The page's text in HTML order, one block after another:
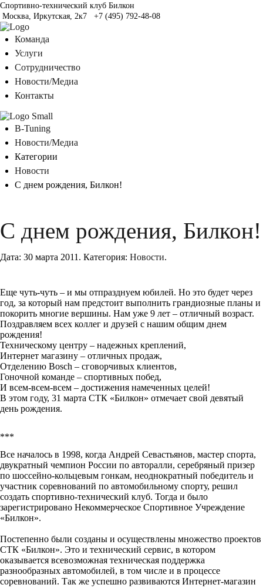
Спортивно-технический клуб Билкон
Москва, Иркутская, 2к7
+7 (495) 792-48-08
Команда
Услуги
Сотрудничество
Новости/Медиа
Контакты
B-Tuning
Новости/Медиа
Категории
Новости
С днем рождения, Билкон!
С днем рождения, Билкон!
Дата: 30 марта 2011 . Категория: Новости.
Еще чуть-чуть – и мы отпразднуем юбилей. Но это будет через
год, за который нам предстоит выполнить грандиозные планы и
покорить многие вершины. Нам уже 9 лет – отличный возраст.
Поздравляем всех коллег и друзей с нашим общим днем
рождения!
Техническому центру – надежных креплений,
Интернет магазину – отличных продаж,
Отделению Bosch – сговорчивых клиентов,
Гоночной команде – спортивных побед,
И всем-всем-всем – достижения намеченных целей!
В этом году, 31 марта СТК «Билкон» отмечает свой девятый
день рождения.
***
Все началось в 1998, когда Андрей Севастьянов, мастер спорта,
двукратный чемпион России по авторалли, серебряный призер
по шоссейно-кольцевым гонкам, неоднократный победитель и
участник соревнований по автомобильному спорту, решил
создать спортивно-технический клуб. Тогда и было
зарегистрировано Некоммерческое Спортивное Учреждение
«Билкон».
Постепенно были созданы и осуществлены множество проектов
СТК «Билкон». Это и технический сервис, в котором
оказывается всевозможная техническая поддержка
разнообразных автомобилей, в том числе и в процессе
соревнований. Так же успешно развиваются Интернет-магазин